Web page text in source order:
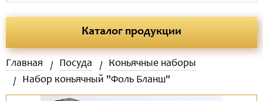
Каталог продукции
Главная Посуда
Коньячные наборы
Набор коньячный "Фоль Бланш"